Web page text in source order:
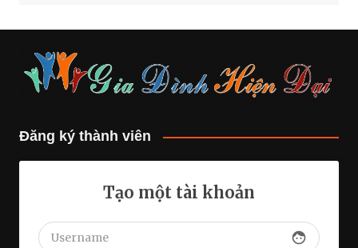
Đăng ký thành viên
Tạo một tài khoản
face